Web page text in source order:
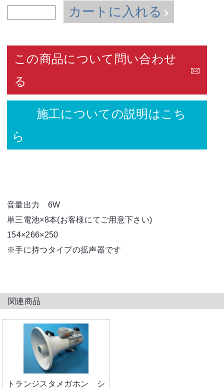
カートに入れる
この商品について問い合わせ
る
施工についての説明はこち
ら
音量出力 6W
単三電池×8本(お客様にてご用意下さい)
※手に持つタイプの拡声器です
関連商品
トランジスタメガホン シ